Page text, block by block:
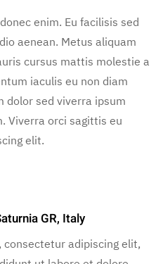
enim. Eu facilisis sed
aenean. Metus aliquam
cursus mattis molestie a
iaculis eu non diam
dolor sed viverra ipsum
Viverra orci sagittis eu
elit.
GR, Italy
adipiscing elit,